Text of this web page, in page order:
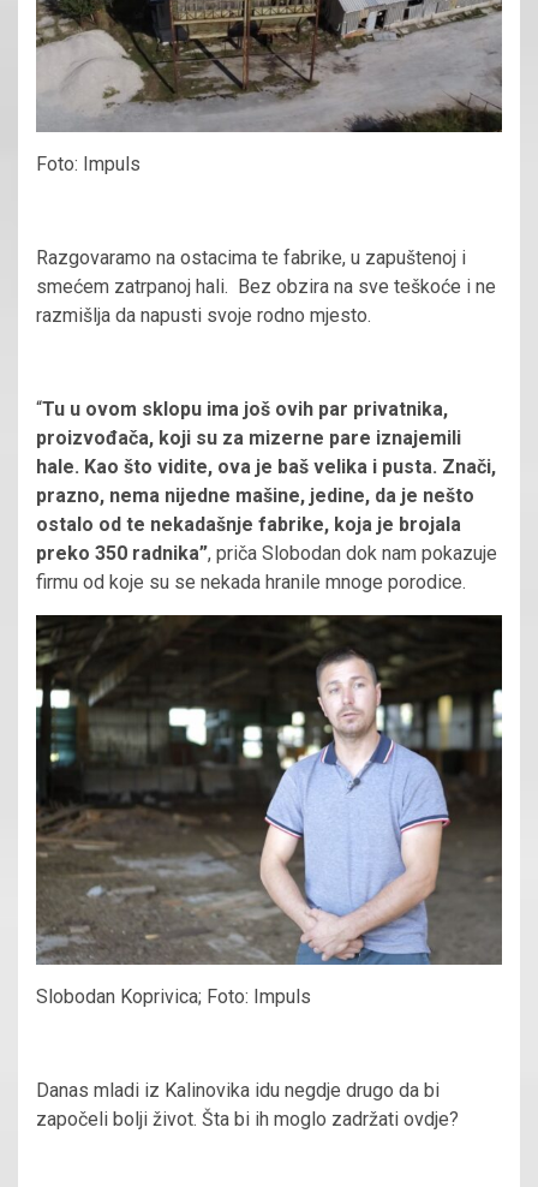
Foto: Impuls
Razgovaramo na ostacima te fabrike, u zapuštenoj i
smećem zatrpanoj hali. Bez obzira na sve teškoće i ne
razmišlja da napusti svoje rodno mjesto.
“Tu u ovom sklopu ima još ovih par privatnika,
proizvođača, koji su za mizerne pare iznajemili
hale. Kao što vidite, ova je baš velika i pusta. Znači,
prazno, nema nijedne mašine, jedine, da je nešto
ostalo od te nekadašnje fabrike, koja je brojala
preko 350 radnika”, priča Slobodan dok nam pokazuje
firmu od koje su se nekada hranile mnoge porodice.
Slobodan Koprivica; Foto: Impuls
Danas mladi iz Kalinovika idu negdje drugo da bi
započeli bolji život. Šta bi ih moglo zadržati ovdje?